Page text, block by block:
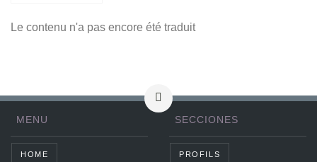
Le contenu n'a pas encore été traduit
MENU
HOME
SECCIONES
PROFILS